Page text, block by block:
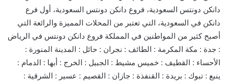
دانكن دونتس السعودية، فروع دانكن دونتس السعودية، أول فرع
دانكن في السعودية، التي تعتبر من المحلات المميزة والرائعة التي
أصبح كثير من المواطنين في المملكة فروع دانكن دونتس في الرياض
: جدة : مكة المكرمة : الطائف : نجران : حائل : المدينة المنورة :
الأحساء : القطيف : خميس مشيط : الجبيل : الخرج : أبها : الدمام :
ينبع : تبوك : بريدة : القنفذة : جازان : القصيم : عسير : الشرقية :